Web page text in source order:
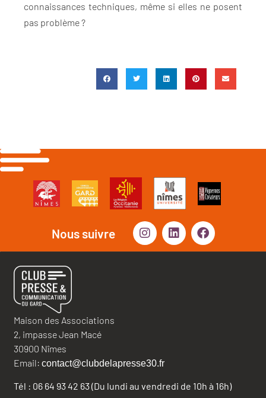
connaissances techniques, même si elles ne posent
pas problème ?
Nous suivre
Maison des Associations
2, impasse Jean Macé
30900 Nîmes
Email: contact@clubdelapresse30.fr
Tél : 06 64 93 42 63 (Du lundi au vendredi de 10h à 16h)